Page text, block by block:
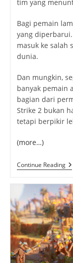
tim yang
Bagi pemain
yang
masuk ke salah
dunia.
Dan mungkin,
banyak pemain
bagian dari
Strike 2 bukan
tetapi berpikir
(more…)
Continue Reading